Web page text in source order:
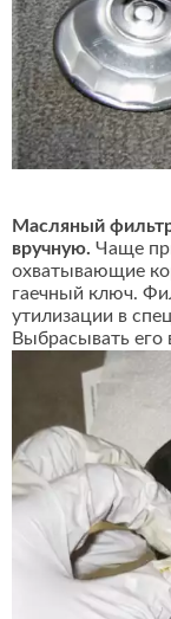
Масляный
вручную. Чаще
охватывающие
гаечный ключ.
утилизации в
Выбрасывать